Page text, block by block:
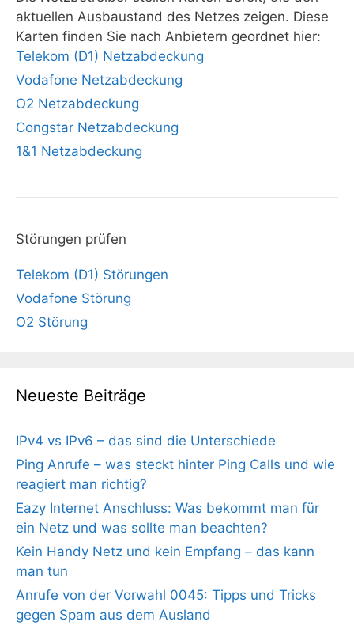
aktuellen Ausbaustand des Netzes zeigen. Diese
Karten finden Sie nach Anbietern geordnet hier:
Telekom (D1) Netzabdeckung
Vodafone Netzabdeckung
O2 Netzabdeckung
Congstar Netzabdeckung
1&1 Netzabdeckung
Störungen prüfen
Telekom (D1) Störungen
Vodafone Störung
O2 Störung
Neueste Beiträge
IPv4 vs IPv6 – das sind die Unterschiede
Ping Anrufe – was steckt hinter Ping Calls und wie
reagiert man richtig?
Eazy Internet Anschluss: Was bekommt man für
ein Netz und was sollte man beachten?
Kein Handy Netz und kein Empfang – das kann
man tun
Anrufe von der Vorwahl 0045: Tipps und Tricks
gegen Spam aus dem Ausland